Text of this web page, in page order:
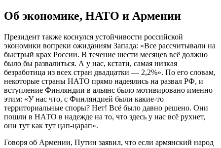
Об экономике, НАТО и Армении
Президент также коснулся устойчивости российской
экономики вопреки ожиданиям Запада: «Все рассчитывали на
быстрый крах России. В течение шести месяцев всё должно
было бы развалиться. А у нас, кстати, самая низкая
безработица из всех стран двадцатки — 2,2%». По его словам,
некоторые страны НАТО прямо надеялись на развал РФ, и
вступление Финляндии в альянс было мотивировано именно
этим: «У нас что, с Финляндией были какие-то
территориальные споры? Нет! Всё было давно решено. Они
пошли в НАТО в надежде на то, что здесь у нас всё рухнет,
они тут как тут цап-царап».
Говоря об Армении, Путин заявил, что если армянский народ